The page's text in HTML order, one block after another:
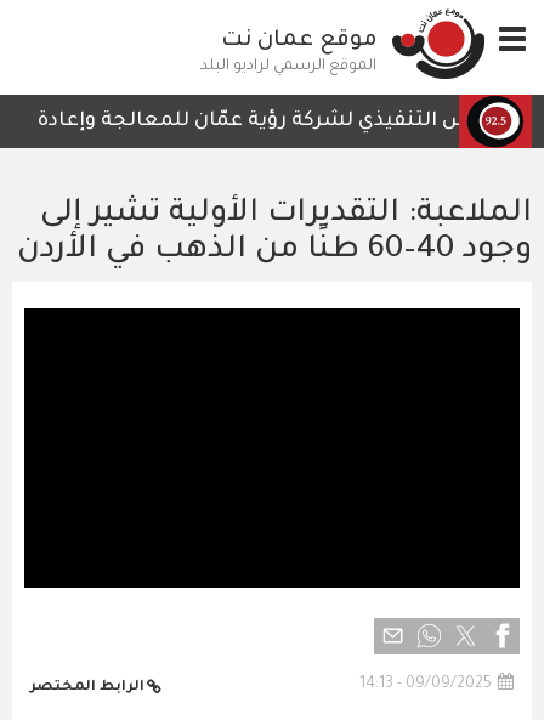
إلى
المحتوى
الرئيسي
Toggle
navigation
موقع عمان نت
الموقع الرسمي لراديو البلد
الرئيس التنفيذي لشركة رؤية عمّان للمعالجة وإعادة
الملاعبة: التقديرات الأولية تشير إلى
وجود 40–60 طنًا من الذهب في الأردن
09/09/2025 - 14:13 الرابط المختصر